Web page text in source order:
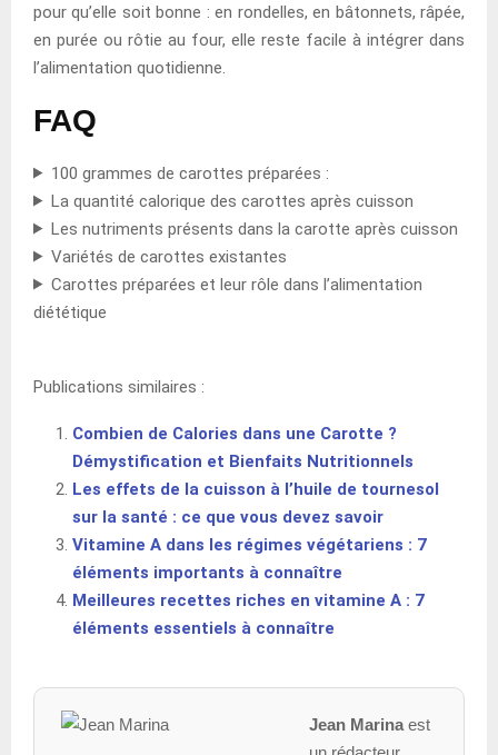
pour qu’elle soit bonne : en rondelles, en bâtonnets, râpée,
en purée ou rôtie au four, elle reste facile à intégrer dans
l’alimentation quotidienne.
FAQ
100 grammes de carottes préparées :
La quantité calorique des carottes après cuisson
Les nutriments présents dans la carotte après cuisson
Variétés de carottes existantes
Carottes préparées et leur rôle dans l’alimentation
diététique
Publications similaires :
Combien de Calories dans une Carotte ?
Démystification et Bienfaits Nutritionnels
Les effets de la cuisson à l’huile de tournesol
sur la santé : ce que vous devez savoir
Vitamine A dans les régimes végétariens : 7
éléments importants à connaître
Meilleures recettes riches en vitamine A : 7
éléments essentiels à connaître
Jean Marinaest